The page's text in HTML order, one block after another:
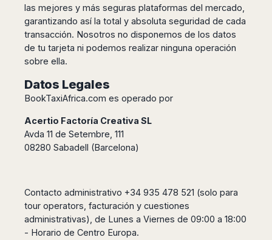
las mejores y más seguras plataformas del mercado,
garantizando así la total y absoluta seguridad de cada
transacción. Nosotros no disponemos de los datos
de tu tarjeta ni podemos realizar ninguna operación
sobre ella.
Datos Legales
BookTaxiAfrica.com es operado por
Acertio Factoría Creativa SL
Avda 11 de Setembre, 111
08280 Sabadell (Barcelona)
Contacto administrativo +34 935 478 521 (solo para
tour operators, facturación y cuestiones
administrativas), de Lunes a Viernes de 09:00 a 18:00
- Horario de Centro Europa.